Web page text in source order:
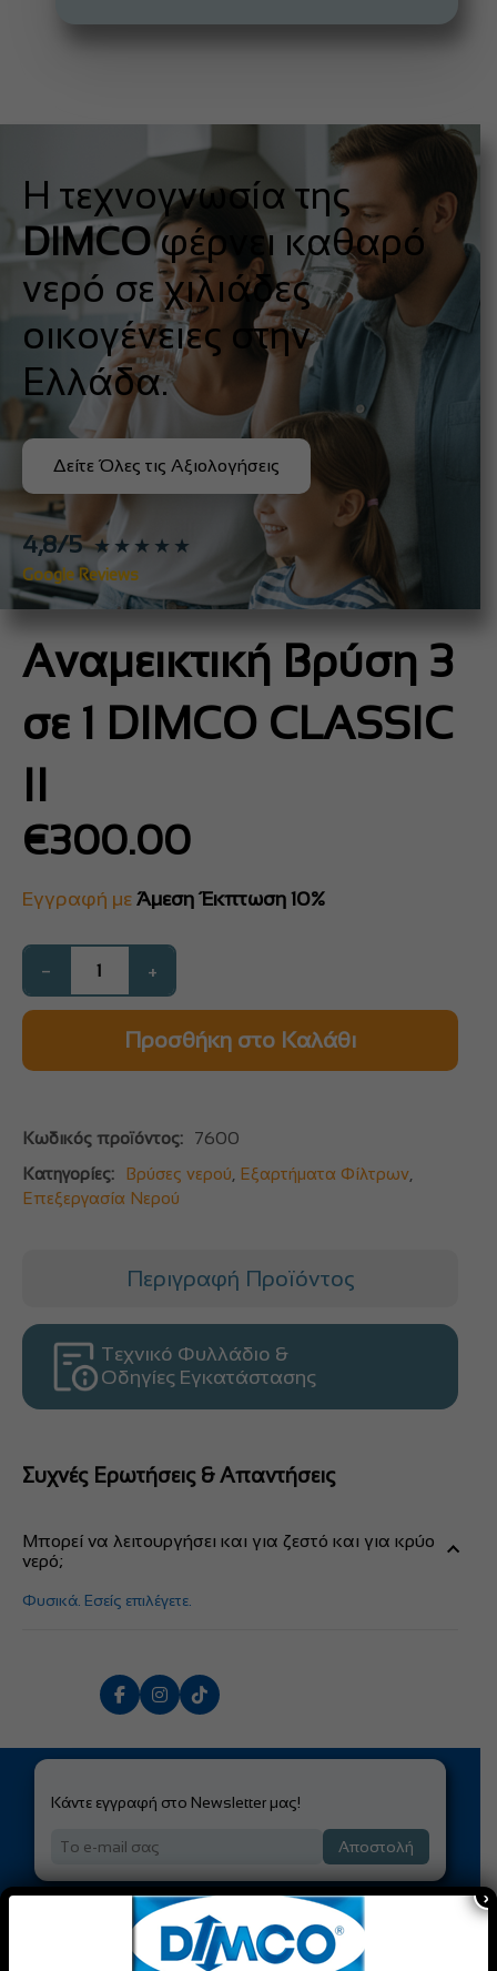
Η τεχνογνωσία της
DIMCOφέρνει καθαρό
νερό σε χιλιάδες
οικογένειες στην
Ελλάδα.
Δείτε Όλες τις Αξιολογήσεις
4,8/5 ★★★★★
Google Reviews
Αναμεικτική Βρύση 3
σε 1 DIMCO CLASSIC
€300.00
Εγγραφή με Άμεση Έκπτωση 10%
− +
Προσθήκη στο Καλάθι
Κωδικός προϊόντος:
7600
Κατηγορίες:
Βρύσες νερού Εξαρτήματα Φίλτρων
Επεξεργασία Νερού
Περιγραφή Προϊόντος
Τεχνικό Φυλλάδιο &
Οδηγίες Εγκατάστασης
Συχνές Ερωτήσεις & Απαντήσεις
Μπορεί να λειτουργήσει και για ζεστό και για κρύο
νερό;
Φυσικά. Εσείς επιλέγετε.
Κάντε εγγραφή στο Newsletter μας!
Αποστολή
Είσαι Επαγγελματίας;
×